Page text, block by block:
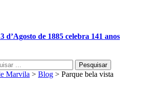
d’Agosto de 1885 celebra 141 anos
Marvila > Blog > Parque bela vista